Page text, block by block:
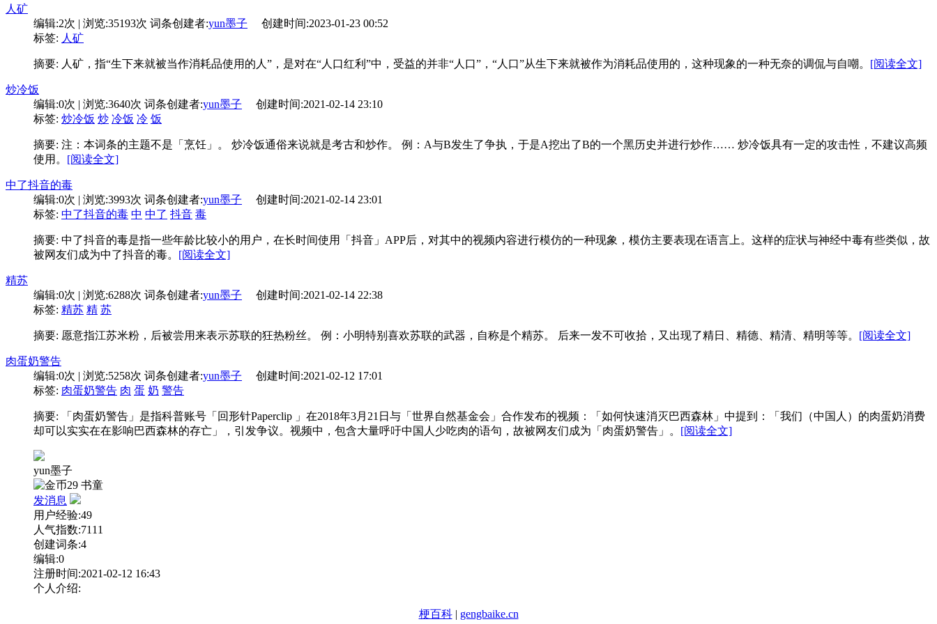
人矿
编辑:2次 | 浏览:35193次 词条创建者:yun墨子 创建时间:2023-01-23 00:52
标签: 人矿
摘要: 人矿，指“生下来就被当作消耗品使用的人”，是对在“人口红利”中，受益的并非“人口”，“人口”从生下来就被作为消耗品使用的，这种现象的一种无奈的调侃与自嘲。 [阅读全文]
炒冷饭
编辑:0次 | 浏览:3640次 词条创建者:yun墨子 创建时间:2021-02-14 23:10
标签: 炒冷饭 炒 冷饭 冷 饭
摘要: 注：本词条的主题不是「烹饪」。 炒冷饭通俗来说就是考古和炒作。 例：A与B发生了争执，于是A挖出了B的一个黑历史并进行炒作…… 炒冷饭具有一定的攻击性，不建议高频
使用。 [阅读全文]
中了抖音的毒
编辑:0次 | 浏览:3993次 词条创建者:yun墨子 创建时间:2021-02-14 23:01
标签: 中了抖音的毒 中 中了 抖音 毒
摘要: 中了抖音的毒是指一些年龄比较小的用户，在长时间使用「抖音」APP后，对其中的视频内容进行模仿的一种现象，模仿主要表现在语言上。这样的症状与神经中毒有些类似，故
被网友们成为中了抖音的毒。 [阅读全文]
精苏
编辑:0次 | 浏览:6288次 词条创建者:yun墨子 创建时间:2021-02-14 22:38
标签: 精苏 精 苏
摘要: 愿意指江苏米粉，后被尝用来表示苏联的狂热粉丝。 例：小明特别喜欢苏联的武器，自称是个精苏。 后来一发不可收拾，又出现了精日、精德、精清、精明等等。 [阅读全文]
肉蛋奶警告
编辑:0次 | 浏览:5258次 词条创建者:yun墨子 创建时间:2021-02-12 17:01
标签: 肉蛋奶警告 肉 蛋 奶 警告
摘要: 「肉蛋奶警告」是指科普账号「回形针Paperclip 」在2018年3月21日与「世界自然基金会」合作发布的视频：「如何快速消灭巴西森林」中提到：「我们（中国人）的肉蛋奶消费
却可以实实在在影响巴西森林的存亡」，引发争议。视频中，包含大量呼吁中国人少吃肉的语句，故被网友们成为「肉蛋奶警告」。 [阅读全文]
yun墨子
29 书童
发消息
用户经验:49
人气指数:7111
创建词条:4
编辑:0
注册时间:2021-02-12 16:43
个人介绍:
梗百科| gengbaike.cn